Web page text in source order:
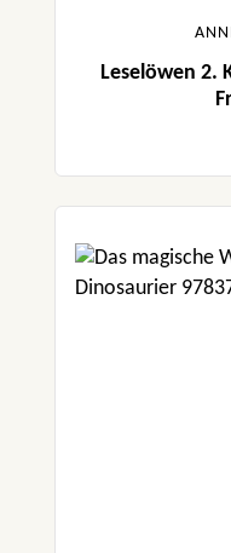
Leselöwen 2.